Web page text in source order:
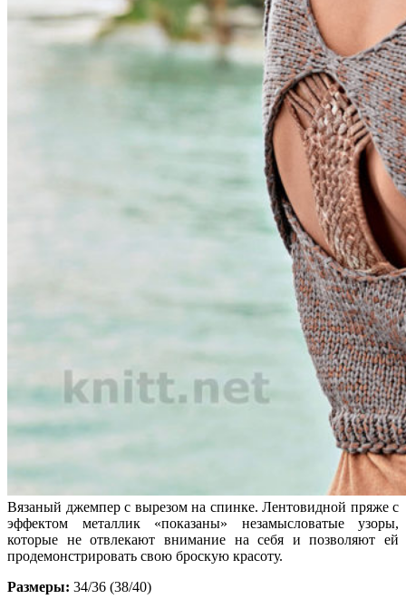
Вязаный джемпер с вырезом на спинке. Лентовидной пряже с
эффектом металлик «показаны» незамысловатые узоры,
которые не отвлекают внимание на себя и позволяют ей
продемонстрировать свою броскую красоту.
Размеры: 34/36 (38/40)